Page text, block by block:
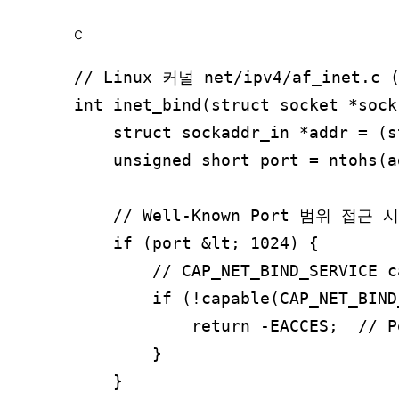
c
// Linux 커널 net/ipv4/af_inet.c (개
int inet_bind(struct socket
struct sockaddr_in *addr =
unsigned short port =
// Well-Known Port 범위 접근 시
    if (port &lt; 1024) {
// CAP_NET_BIND_SERVICE
if
return -EACCES;  //
        }
    }